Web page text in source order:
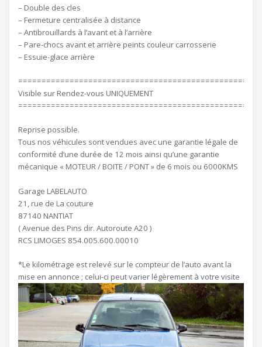
– Double des cles
– Fermeture centralisée à distance
– Antibrouillards à l’avant et à l’arrière
– Pare-chocs avant et arrière peints couleur carrosserie
– Essuie-glace arrière
Visible sur Rendez-vous UNIQUEMENT
Reprise possible.
Tous nos véhicules sont vendues avec une garantie légale de
conformité d’une durée de 12 mois ainsi qu’une garantie
mécanique « MOTEUR / BOITE / PONT » de 6 mois ou 6000KMS
Garage LABELAUTO
21, rue de La couture
87140 NANTIAT
( Avenue des Pins dir. Autoroute A20 )
RCS LIMOGES 854.005.600.00010
*Le kilométrage est relevé sur le compteur de l’auto avant la
mise en annonce ; celui-ci peut varier légèrement à votre visite